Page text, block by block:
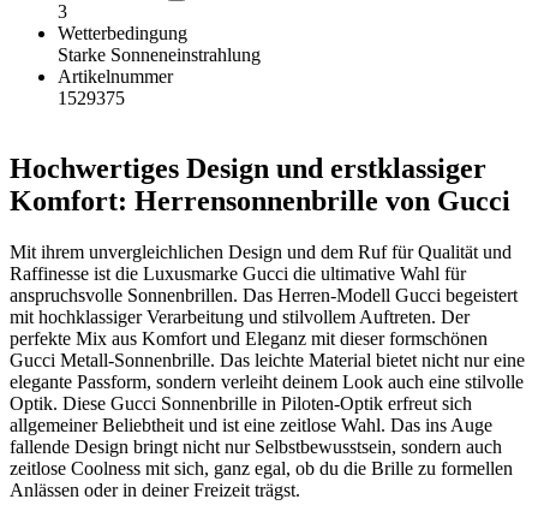
3
Wetterbedingung
Starke Sonneneinstrahlung
Artikelnummer
1529375
Hochwertiges Design und erstklassiger
Komfort: Herrensonnenbrille von Gucci
Mit ihrem unvergleichlichen Design und dem Ruf für Qualität und
Raffinesse ist die Luxusmarke Gucci die ultimative Wahl für
anspruchsvolle Sonnenbrillen. Das Herren-Modell Gucci begeistert
mit hochklassiger Verarbeitung und stilvollem Auftreten. Der
perfekte Mix aus Komfort und Eleganz mit dieser formschönen
Gucci Metall-Sonnenbrille. Das leichte Material bietet nicht nur eine
elegante Passform, sondern verleiht deinem Look auch eine stilvolle
Optik. Diese Gucci Sonnenbrille in Piloten-Optik erfreut sich
allgemeiner Beliebtheit und ist eine zeitlose Wahl. Das ins Auge
fallende Design bringt nicht nur Selbstbewusstsein, sondern auch
zeitlose Coolness mit sich, ganz egal, ob du die Brille zu formellen
Anlässen oder in deiner Freizeit trägst.